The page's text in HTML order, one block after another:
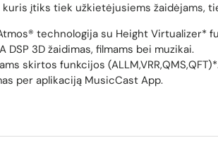
kuris įtiks tiek užkietėjusiems žaidėjams,
technologija su Height Virtualizer*
DSP 3D žaidimas, filmams bei muzikai.
skirtos funkcijos
per aplikaciją MusicCast App.